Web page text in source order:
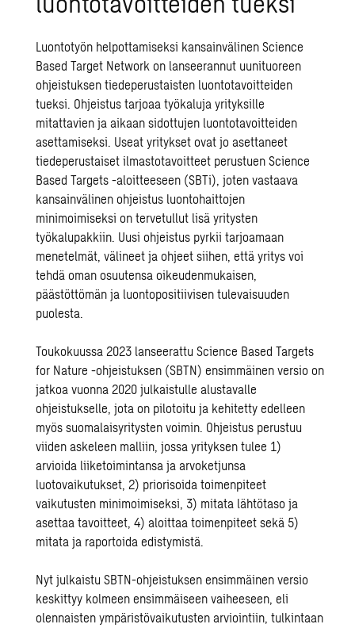
Luontotyön helpottamiseksi kansainvälinenScience
Based Target Network on lanseerannut uunituoreen
ohjeistuksen tiedeperustaisten luontotavoitteiden
tueksi. Ohjeistus tarjoaa työkaluja yrityksille
mitattavien ja aikaan sidottujen luontotavoitteiden
asettamiseksi. Useat yritykset ovat jo asettaneet
tiedeperustaiset ilmastotavoitteet perustuenScience
Based Targets -aloitteeseen (SBTi), joten vastaava
kansainvälinen ohjeistus luontohaittojen
minimoimiseksi on tervetullut lisä yritysten
työkalupakkiin. Uusi ohjeistus pyrkii tarjoamaan
menetelmät, välineet ja ohjeet siihen, että yritys voi
tehdä oman osuutensa oikeudenmukaisen,
päästöttömän ja luontopositiivisen tulevaisuuden
puolesta.
Toukokuussa 2023 lanseerattuScience Based Targets
for Nature -ohjeistuksen (SBTN) ensimmäinen versio on
jatkoa vuonna 2020 julkaistulle alustavalle
ohjeistukselle, jota on pilotoitu ja kehitetty edelleen
myös suomalaisyritysten voimin. Ohjeistus perustuu
viiden askeleen malliin, jossa yrityksen tulee 1)
arvioida liiketoimintansa ja arvoketjunsa
luotovaikutukset, 2) priorisoida toimenpiteet
vaikutusten minimoimiseksi, 3) mitata lähtötaso ja
asettaa tavoitteet, 4) aloittaa toimenpiteet sekä 5)
mitata ja raportoida edistymistä.
Nyt julkaistu SBTN-ohjeistuksen ensimmäinen versio
keskittyy kolmeen ensimmäiseen vaiheeseen, eli
olennaisten ympäristövaikutusten arviointiin, tulkintaan